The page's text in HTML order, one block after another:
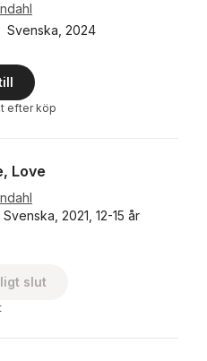
Svenska 2024
efter köp
Love
2021, 12-15 år
Totalt antal röster:
slut